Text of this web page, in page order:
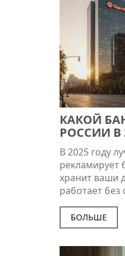
КАКОЙ
РОССИИ В
В 2025 году
рекламирует
хранит ваши
работает без
БОЛЬШЕ